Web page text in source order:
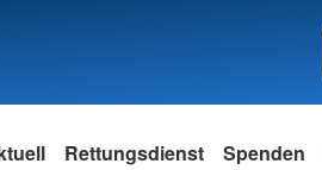
Rettungsdienst Spenden